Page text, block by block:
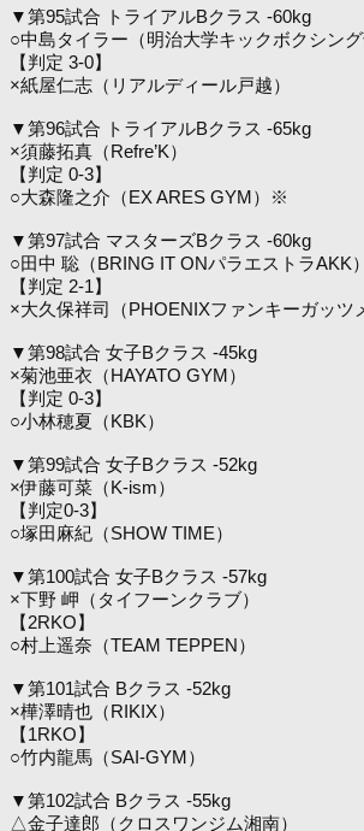
▼第95試合 トライアルBクラス -60kg
○中島タイラー（明治大学キックボクシン
【判定 3-0】
×紙屋仁志（リアルディール戸越）
▼第96試合 トライアルBクラス -65kg
×須藤拓真（Refre’K）
【判定 0-3】
○大森隆之介（EX ARES GYM）※
▼第97試合 マスターズBクラス -60kg
○田中 聡（BRING IT ONパラエストラAKK）
【判定 2-1】
×大久保祥司（PHOENIXファンキーガッツ
▼第98試合 女子Bクラス -45kg
×菊池亜衣（HAYATO GYM）
【判定 0-3】
○小林穂夏（KBK）
▼第99試合 女子Bクラス -52kg
×伊藤可菜（K-ism）
【判定0-3】
○塚田麻紀（SHOW TIME）
▼第100試合 女子Bクラス -57kg
×下野 岬（タイフーンクラブ）
【2RKO】
○村上遥奈（TEAM TEPPEN）
▼第101試合 Bクラス -52kg
×樺澤晴也（RIKIX）
【1RKO】
○竹内龍馬（SAI-GYM）
▼第102試合 Bクラス -55kg
△金子達郎（クロスワンジム湘南）